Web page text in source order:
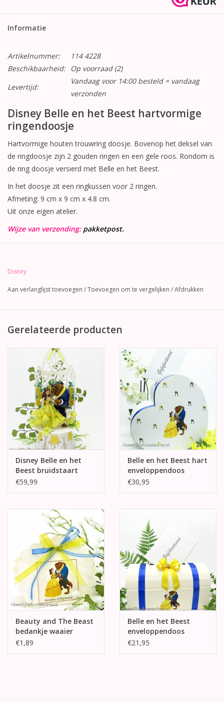
Informatie
Artikelnummer:
114 4228
Beschikbaarheid:
Op voorraad(2)
Levertijd:
Vandaag voor 14:00 besteld = vandaag
verzonden
Disney Belle en het Beest hartvormige
ringendoosje
Hartvormige houten trouwring doosje. Bovenop het deksel van
de ringdoosje zijn 2 gouden ringen en een gele roos. Rondom is
de ring doosje versierd met Belle en het Beest.
In het doosje zit een ringkussen voor 2 ringen.
Afmeting: 9 cm x 9 cm x 4.8 cm.
Uit onze eigen atelier.
Wijze van verzending: pakketpost.
Disney
Aan verlanglijst toevoegen /Toevoegen om te vergelijken /Afdrukken
Gerelateerde producten
Disney Belle en het
Beest bruidstaart
topper
€59,99
Belle en het Beest hart
enveloppendoos
€30,95
Beauty and The Beast
bedankje waaier
doosje
€1,89
Belle en het Beest
enveloppendoos
€21,95